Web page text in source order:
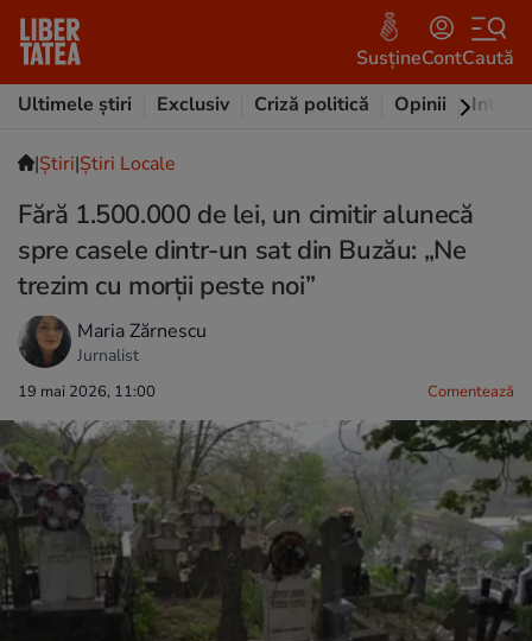
SusțineContCaută
Ultimele știri
Exclusiv Criză politică Opinii
|Ştiri|Știri Locale
Fără 1.500.000 de lei, un cimitir alunecă
spre casele dintr-un sat din Buzău: „Ne
trezim cu morții peste noi”
Maria Zărnescu
Jurnalist
19 mai 2026, 11:00 Comentează